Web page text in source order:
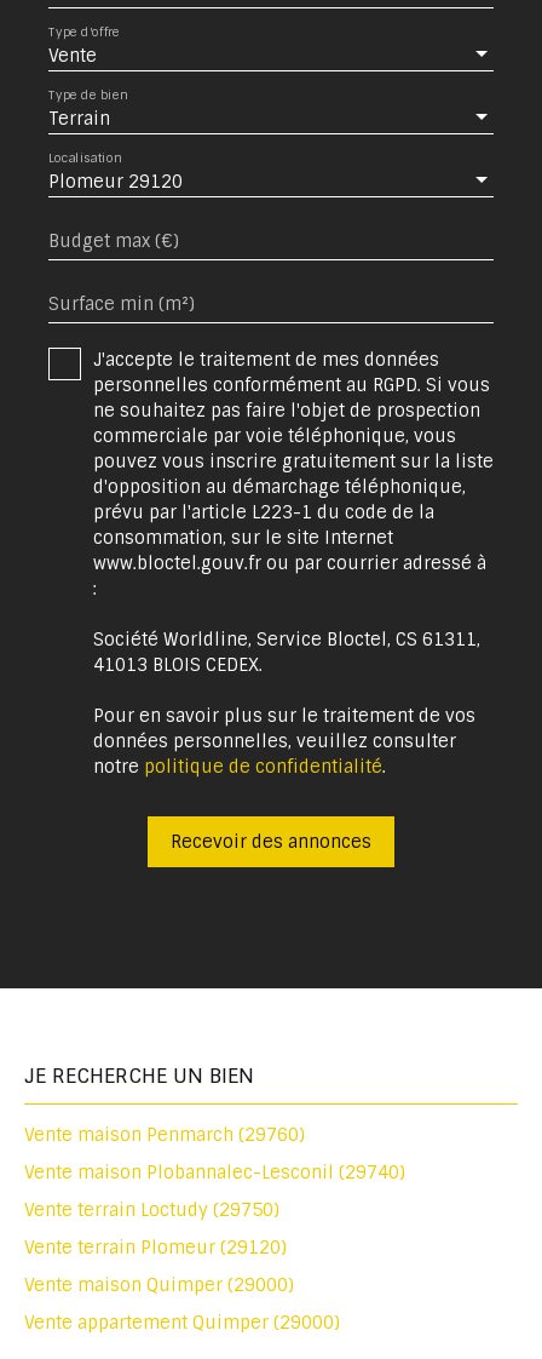
Vente
Type d'offre
Terrain
Type de bien
Plomeur 29120
Localisation
Budget max (€)
Surface min (m²)
J'accepte le traitement de mes données
personnelles conformément au RGPD. Si vous
ne souhaitez pas faire l'objet de prospection
commerciale par voie téléphonique, vous
pouvez vous inscrire gratuitement sur la liste
d'opposition au démarchage téléphonique,
prévu par l'article L223-1 du code de la
consommation, sur le site Internet
www.bloctel.gouv.fr ou par courrier adressé à
:
Société Worldline, Service Bloctel, CS 61311,
41013 BLOIS CEDEX.
Pour en savoir plus sur le traitement de vos
données personnelles, veuillez consulter
notre politique de confidentialité.
Recevoir des annonces
JE RECHERCHE UN BIEN
Vente maison Penmarch (29760)
Vente maison Plobannalec-Lesconil (29740)
Vente terrain Loctudy (29750)
Vente terrain Plomeur (29120)
Vente maison Quimper (29000)
Vente appartement Quimper (29000)